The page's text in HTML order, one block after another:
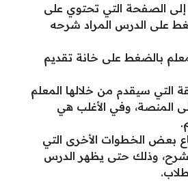
الصفحة التي تحتوي على
على الدرس المراد شرحه
بالضغط على خانة تقديم
التي سيقدم من خلالها المعلم
المنصة، وفي الأغلب هي
بعض الخطوات الأخرى التي
وذلك حتى يظهر الدرس